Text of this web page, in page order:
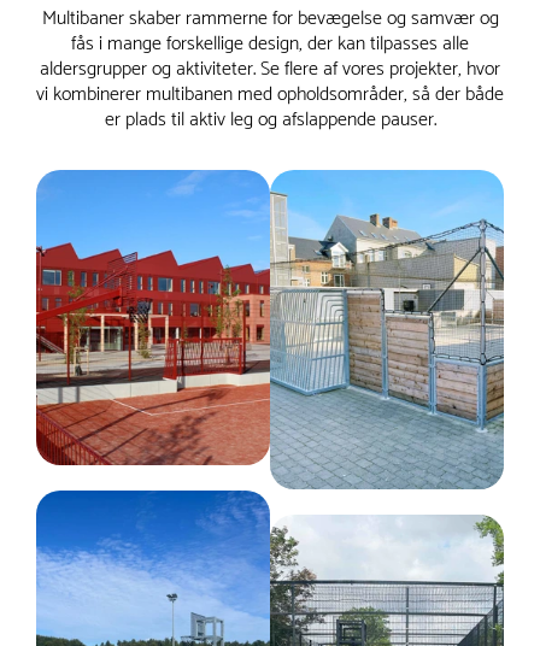
Multibaner skaber rammerne for bevægelse og samvær og
fås i mange forskellige design, der kan tilpasses alle
aldersgrupper og aktiviteter. Se flere af vores projekter, hvor
vi kombinerer multibanen med opholdsområder, så der både
er plads til aktiv leg og afslappende pauser.